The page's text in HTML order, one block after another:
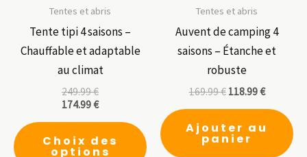
Tentes et abris
Tente tipi 4 saisons –
Chauffable et adaptable
au climat
249.99€
174.99€
Choix des
options
produit
Tentes et abris
Auvent de camping 4
saisons – Étanche et
robuste
169.99€ 118.99€
Ajouter au
panier